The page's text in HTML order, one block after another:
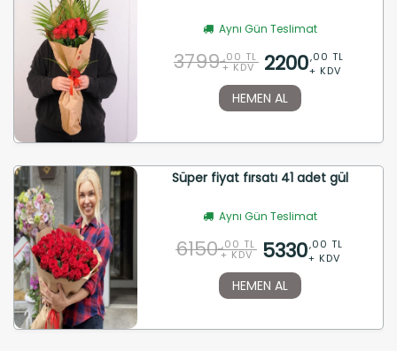
Aynı Gün Teslimat
3799 ,00 TL
+ KDV 2200,00 TL
+ KDV
HEMEN AL
Süper fiyat fırsatı 41 adet gül
Aynı Gün Teslimat
6150 ,00 TL
+ KDV 5330,00 TL
+ KDV
HEMEN AL